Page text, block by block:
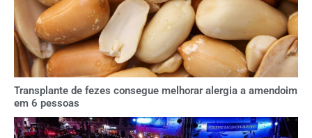
Transplante de fezes consegue melhorar alergia a amendoim
em 6 pessoas